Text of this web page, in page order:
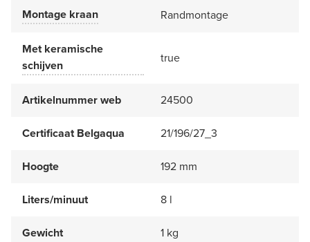
Montage kraan Randmontage
Met keramische
schijven
true
Artikelnummer web 24500
Certificaat Belgaqua 21/196/27_3
Hoogte 192 mm
Liters/minuut 8 l
Gewicht 1 kg